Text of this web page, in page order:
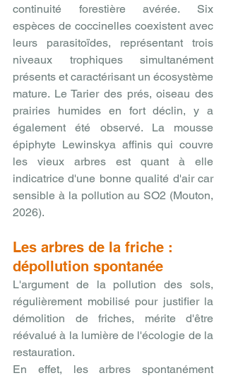
continuité forestière avérée. Six
espèces de coccinelles coexistent avec
leurs parasitoïdes, représentant trois
niveaux trophiques simultanément
présents et caractérisant un écosystème
mature. Le Tarier des prés, oiseau des
prairies humides en fort déclin, y a
également été observé. La mousse
épiphyte Lewinskya affinis qui couvre
les vieux arbres est quant à elle
indicatrice d'une bonne qualité d'air car
sensible à la pollution au SO2 (Mouton,
2026).
Les arbres de la friche :
dépollution spontanée
L'argument de la pollution des sols,
régulièrement mobilisé pour justifier la
démolition de friches, mérite d'être
réévalué à la lumière de l'écologie de la
restauration.
En effet, les arbres spontanément